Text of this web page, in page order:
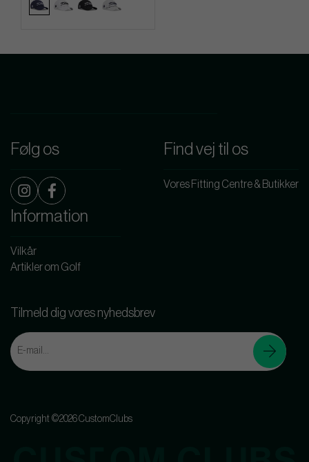
Følg os Find vej til os
Vores Fitting Centre & Butikker
Information
Vilkår
Artikler om Golf
Tilmeld dig vores nyhedsbrev
Copyright ©2026 CustomClubs